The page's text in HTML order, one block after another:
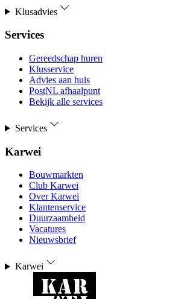
Klusadvies
Services
Gereedschap huren
Klusservice
Advies aan huis
PostNL afhaalpunt
Bekijk alle services
Services
Karwei
Bouwmarkten
Club Karwei
Over Karwei
Klantenservice
Duurzaamheid
Vacatures
Nieuwsbrief
Karwei